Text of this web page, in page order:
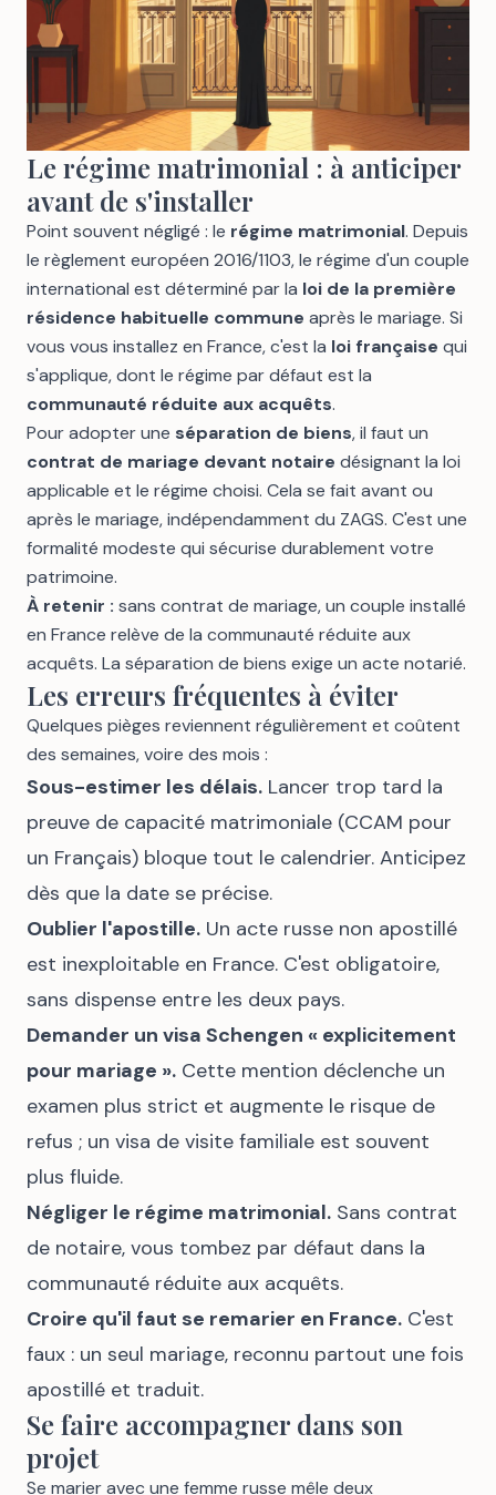
Le régime matrimonial : à anticiper
avant de s'installer
Point souvent négligé : le régime matrimonial. Depuis
le règlement européen 2016/1103, le régime d'un couple
international est déterminé par la loi de la première
résidence habituelle commune après le mariage. Si
vous vous installez en France, c'est la loi française qui
s'applique, dont le régime par défaut est la
communauté réduite aux acquêts.
Pour adopter une séparation de biens, il faut un
contrat de mariage devant notaire désignant la loi
applicable et le régime choisi. Cela se fait avant ou
après le mariage, indépendamment du ZAGS. C'est une
formalité modeste qui sécurise durablement votre
patrimoine.
À retenir : sans contrat de mariage, un couple installé
en France relève de la communauté réduite aux
acquêts. La séparation de biens exige un acte notarié.
Les erreurs fréquentes à éviter
Quelques pièges reviennent régulièrement et coûtent
des semaines, voire des mois :
Sous-estimer les délais. Lancer trop tard la
preuve de capacité matrimoniale (CCAM pour
un Français) bloque tout le calendrier. Anticipez
dès que la date se précise.
Oublier l'apostille. Un acte russe non apostillé
est inexploitable en France. C'est obligatoire,
sans dispense entre les deux pays.
Demander un visa Schengen « explicitement
pour mariage ». Cette mention déclenche un
examen plus strict et augmente le risque de
refus ; un visa de visite familiale est souvent
plus fluide.
Négliger le régime matrimonial. Sans contrat
de notaire, vous tombez par défaut dans la
communauté réduite aux acquêts.
Croire qu'il faut se remarier en France. C'est
faux : un seul mariage, reconnu partout une fois
apostillé et traduit.
Se faire accompagner dans son
projet
Se marier avec une femme russe mêle deux